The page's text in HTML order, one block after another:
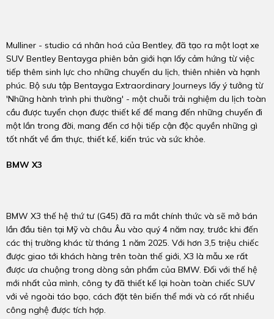
Mulliner - studio cá nhân hoá của Bentley, đã tạo ra một loạt xe
SUV Bentley Bentayga phiên bản giới hạn lấy cảm hứng từ việc
tiếp thêm sinh lực cho những chuyến du lịch, thiên nhiên và hạnh
phúc. Bộ sưu tập Bentayga Extraordinary Journeys lấy ý tưởng từ
'Những hành trình phi thường' - một chuỗi trải nghiệm du lịch toàn
cầu được tuyển chọn được thiết kế để mang đến những chuyến đi
một lần trong đời, mang đến cơ hội tiếp cận độc quyền những gì
tốt nhất về ẩm thực, thiết kế, kiến ​​trúc và sức khỏe.
BMW X3
BMW X3 thế hệ thứ tư (G45) đã ra mắt chính thức và sẽ mở bán
lần đầu tiên tại Mỹ và châu Âu vào quý 4 năm nay, trước khi đến
các thị trường khác từ tháng 1 năm 2025. Với hơn 3,5 triệu chiếc
được giao tới khách hàng trên toàn thế giới, X3 là mẫu xe rất
được ưa chuộng trong dòng sản phẩm của BMW. Đối với thế hệ
mới nhất của mình, công ty đã thiết kế lại hoàn toàn chiếc SUV
với vẻ ngoài táo bạo, cách đặt tên biến thể mới và có rất nhiều
công nghệ được tích hợp.